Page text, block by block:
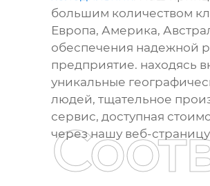
большим количеством
Европа, Америка,
обеспечения надежной
предприятие. находясь
уникальные
людей, тщательное
сервис, доступная
через нашу веб-страницу